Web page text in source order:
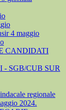
4 maggio
CANDIDATI
- SGB/CUB SUR
regionale
2024.